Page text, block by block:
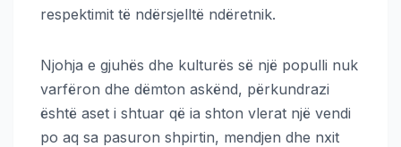
respektimit të ndërsjelltë ndëretnik.
Njohja e gjuhës dhe kulturës së një populli nuk
varfëron dhe dëmton askënd, përkundrazi
është aset i shtuar që ia shton vlerat një vendi
po aq sa pasuron shpirtin, mendjen dhe nxit